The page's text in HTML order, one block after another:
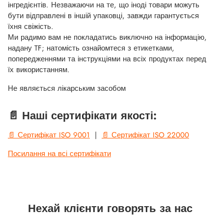
інгредієнтів. Незважаючи на те, що іноді товари можуть
бути відправлені в іншій упаковці, завжди гарантується
їхня свіжість.
Ми радимо вам не покладатись виключно на інформацію,
надану TF; натомість ознайомтеся з етикетками,
попередженнями та інструкціями на всіх продуктах перед
їх використанням.
Не являється лікарським засобом
📄 Наші сертифікати якості:
📄 Сертифікат ISO 9001 |
📄 Сертифікат ISO 22000
Посилання на всі сертифікати
Нехай клієнти говорять за нас